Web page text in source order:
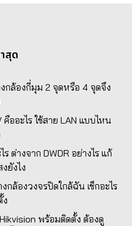
สุด
กล้องกี่มุม 2 จุดหรือ 4 จุดจึง
คืออะไร ใช้สาย LAN แบบไหน
ร ต่างจาก DWDR อย่างไร แก้
ยังไง
กล้องวงจรปิดใกล้ฉัน เช็กอะไร
พร้อมติดตั้ง ต้องดู